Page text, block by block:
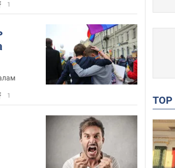
1
1